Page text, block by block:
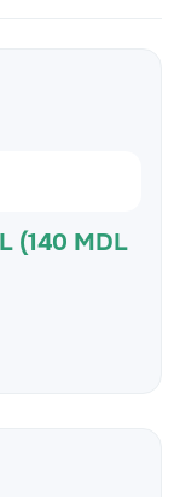
(140 MDL